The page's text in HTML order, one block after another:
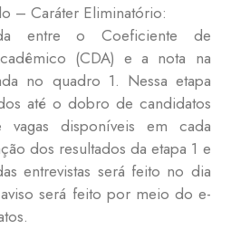
– Caráter Eliminatório:
entre o Coeficiente de
(CDA) e a nota na
no quadro 1. Nessa etapa
até o dobro de candidatos
disponíveis em cada
dos resultados da etapa 1 e
entrevistas será feito no dia
será feito por meio do e-